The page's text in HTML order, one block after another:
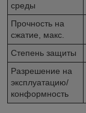
среды
Прочность на
сжатие, макс.
Степень защиты
Разрешение на
эксплуатацию/
конформность